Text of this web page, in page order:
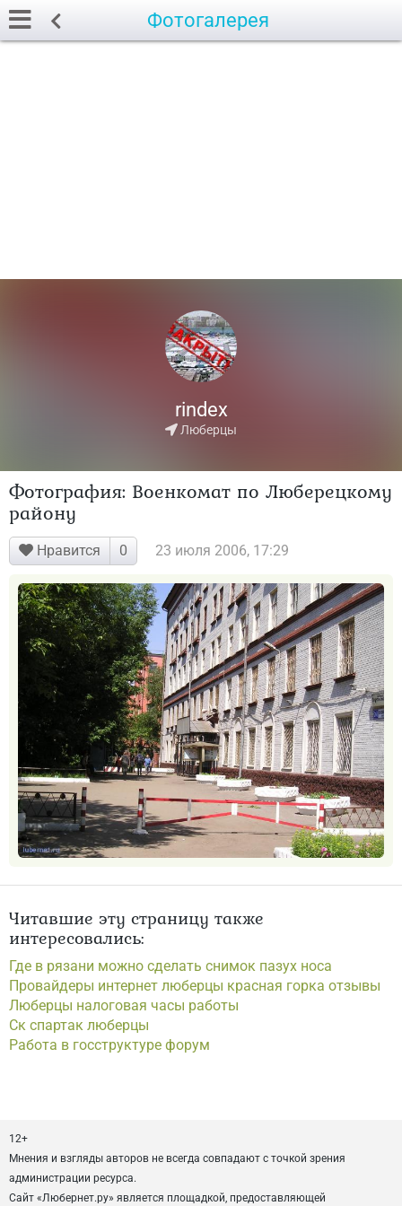
Фотогалерея
rindex
Люберцы
Фотография: Военкомат по Люберецкому
району
Нравится 23 июля 2006, 17:29
Читавшие эту страницу также
интересовались:
Где в рязани можно сделать снимок пазух носа
Провайдеры интернет люберцы красная горка отзывы
Люберцы налоговая часы работы
Ск спартак люберцы
Работа в госструктуре форум
12+
Мнения и взгляды авторов не всегда совпадают с точкой зрения
администрации ресурса.
Сайт «Любернет.ру» является площадкой, предоставляющей